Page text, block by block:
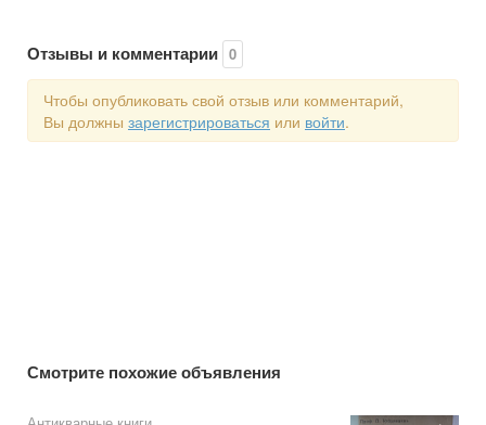
Отзывы и комментарии 0
Чтобы опубликовать свой отзыв или комментарий,
Вы должны зарегистрироваться или войти.
Смотрите похожие объявления